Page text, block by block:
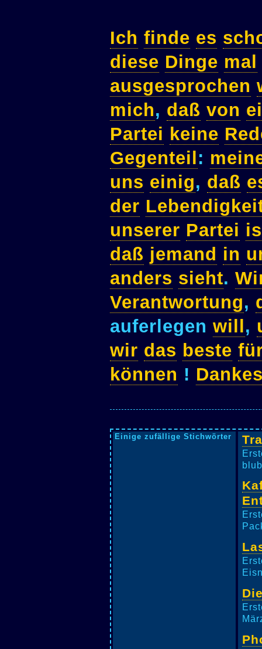
Ich finde es
diese Dinge mal
ausgesprochen
mich, daß von
Partei keine
Gegenteil :
uns einig, daß
der
unserer Partei
daß jemand in
anders sieht.
Verantwortung,
auferlegen will ,
wir das beste
können !
Einige zufällige Stichwörter